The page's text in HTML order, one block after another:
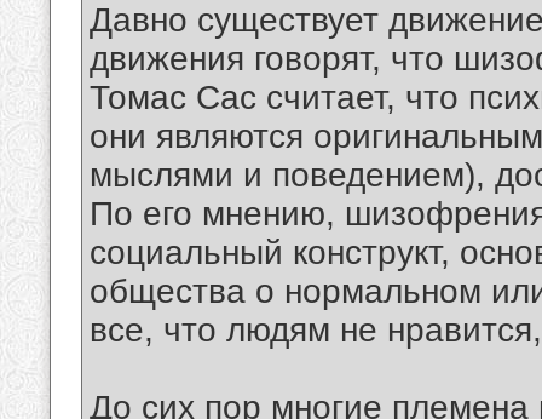
Давно существует
движения говорят, что
Томас Сас считает, что
они являются
мыслями и поведением),
По его мнению,
социальный конструкт,
общества о нормальном
все, что людям не
До сих пор многие